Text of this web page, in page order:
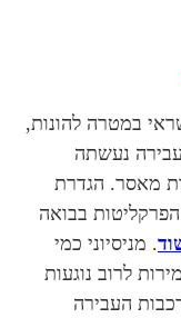
במטרה להונות,
נעשתה
מאסר. הגדרת
בבואה
. מניסיוני כמי
לרוב נוגעות
העבירה